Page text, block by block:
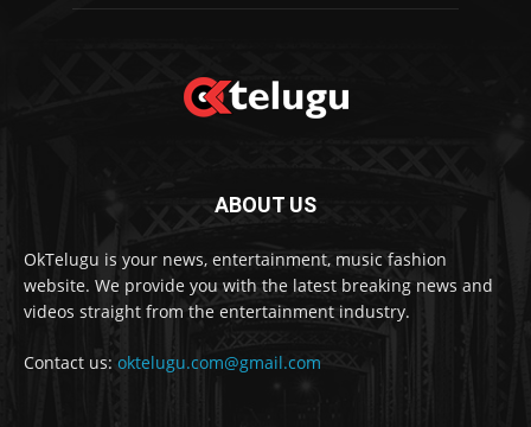
ABOUT US
OkTelugu is your news, entertainment, music fashion
website. We provide you with the latest breaking news and
videos straight from the entertainment industry.
Contact us: oktelugu.com@gmail.com